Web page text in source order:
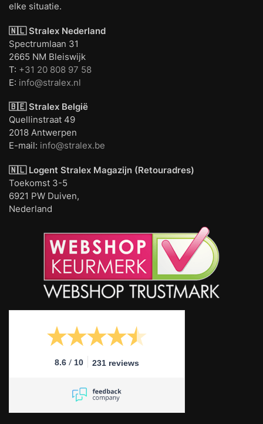
elke situatie.
🇳🇱 Stralex Nederland
Spectrumlaan 31
2665 NM Bleiswijk
T: +31 20 808 97 58
E: info@stralex.nl
🇧🇪 Stralex België
Quellinstraat 49
2018 Antwerpen
E-mail: info@stralex.be
🇳🇱 Logent Stralex Magazijn (Retouradres)
Toekomst 3-5
6921 PW Duiven,
Nederland
8.6 / 10 231 reviews